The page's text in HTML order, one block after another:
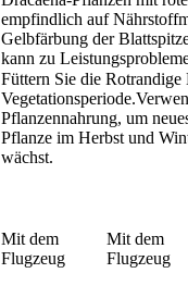
empfindlich auf
Gelbfärbung der
kann zu
Füttern Sie die
Pflanzennahrung, um
Pflanze im Herbst und
wächst.
Mit dem
Flugzeug
Mit dem
Flugzeug